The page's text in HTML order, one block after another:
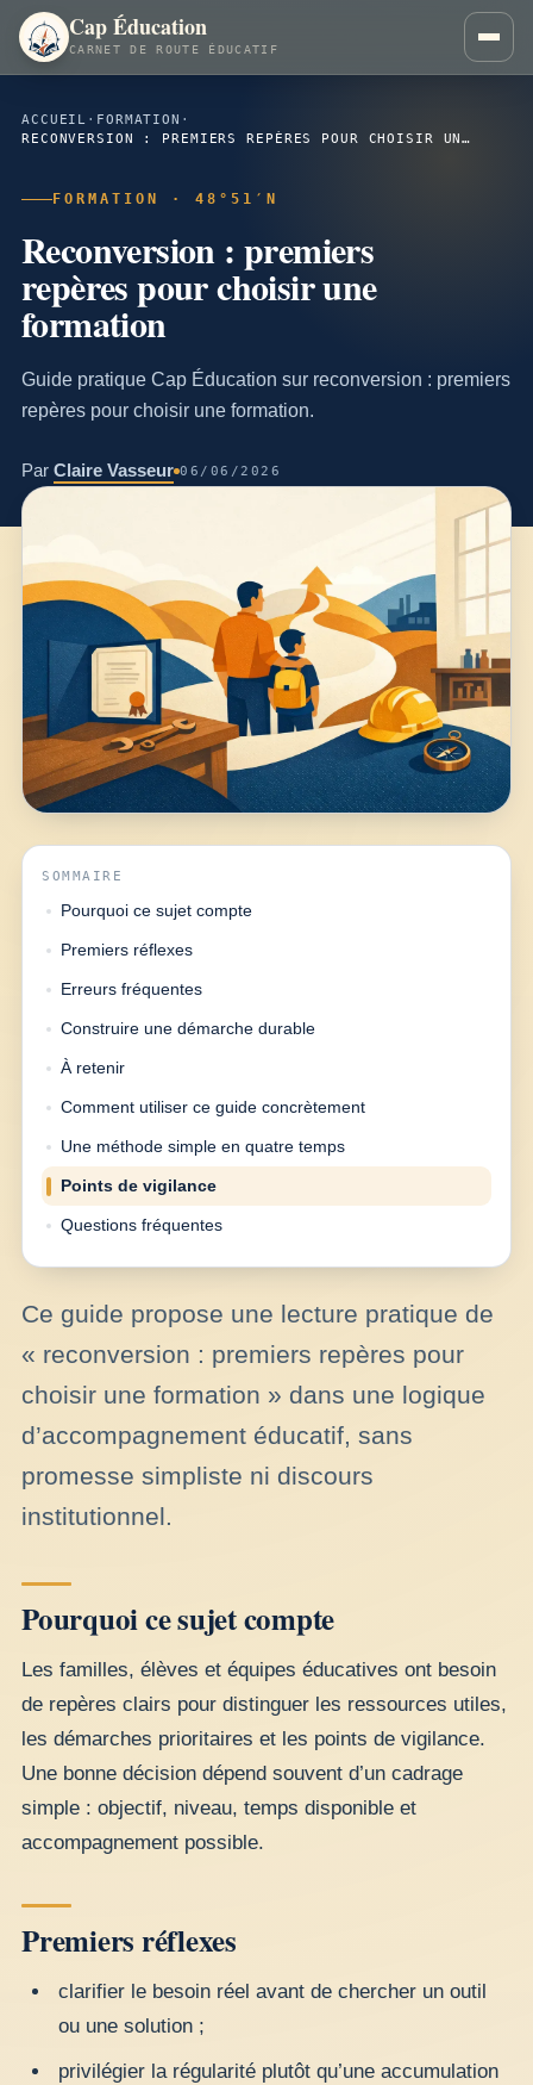
Cap Éducation
CARNET DE ROUTE ÉDUCATIF
ACCUEIL · FORMATION ·
RECONVERSION : PREMIERS REPÈRES POUR CHOISIR UNE FORMATION
FORMATION · 48°51′N
Reconversion : premiers
repères pour choisir une
formation
Guide pratique Cap Éducation sur reconversion : premiers
repères pour choisir une formation.
Par Claire Vasseur 06/06/2026
SOMMAIRE
Pourquoi ce sujet compte
Premiers réflexes
Erreurs fréquentes
Construire une démarche durable
À retenir
Comment utiliser ce guide concrètement
Une méthode simple en quatre temps
Points de vigilance
Questions fréquentes
Ce guide propose une lecture pratique de
« reconversion : premiers repères pour
choisir une formation » dans une logique
d’accompagnement éducatif, sans
promesse simpliste ni discours
institutionnel.
Pourquoi ce sujet compte
Les familles, élèves et équipes éducatives ont besoin
de repères clairs pour distinguer les ressources utiles,
les démarches prioritaires et les points de vigilance.
Une bonne décision dépend souvent d’un cadrage
simple : objectif, niveau, temps disponible et
accompagnement possible.
Premiers réflexes
clarifier le besoin réel avant de chercher un outil
ou une solution ;
privilégier la régularité plutôt qu’une accumulation